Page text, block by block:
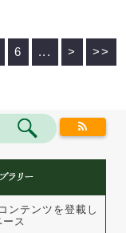
6 ... > >>
ンテンツを登載し
ス